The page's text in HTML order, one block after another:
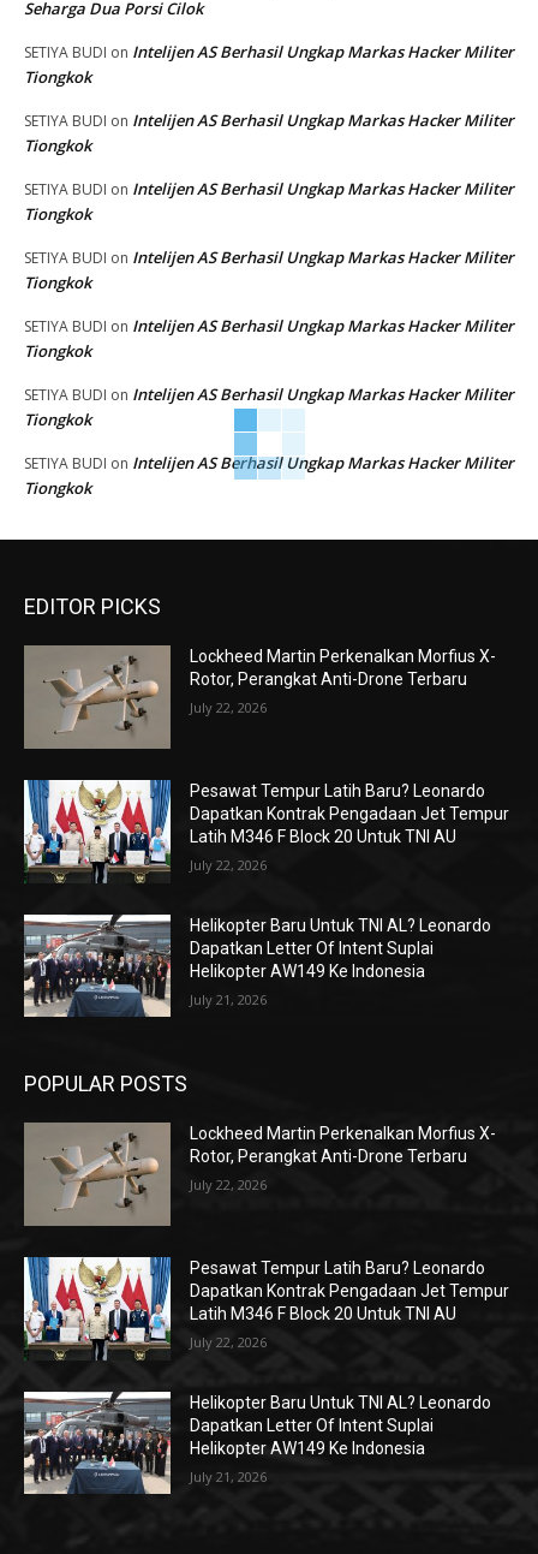
Seharga Dua Porsi Cilok
SETIYA BUDI on Intelijen AS Berhasil Ungkap Markas Hacker Militer
Tiongkok
SETIYA BUDI on Intelijen AS Berhasil Ungkap Markas Hacker Militer
Tiongkok
SETIYA BUDI on Intelijen AS Berhasil Ungkap Markas Hacker Militer
Tiongkok
SETIYA BUDI on Intelijen AS Berhasil Ungkap Markas Hacker Militer
Tiongkok
SETIYA BUDI on Intelijen AS Berhasil Ungkap Markas Hacker Militer
Tiongkok
SETIYA BUDI on Intelijen AS Berhasil Ungkap Markas Hacker Militer
Tiongkok
SETIYA BUDI on Intelijen AS Berhasil Ungkap Markas Hacker Militer
Tiongkok
EDITOR PICKS
Lockheed Martin Perkenalkan Morfius X-
Rotor, Perangkat Anti-Drone Terbaru
July 22, 2026
Pesawat Tempur Latih Baru? Leonardo
Dapatkan Kontrak Pengadaan Jet Tempur
Latih M346 F Block 20 Untuk TNI AU
July 22, 2026
Helikopter Baru Untuk TNI AL? Leonardo
Dapatkan Letter Of Intent Suplai
Helikopter AW149 Ke Indonesia
July 21, 2026
POPULAR POSTS
Lockheed Martin Perkenalkan Morfius X-
Rotor, Perangkat Anti-Drone Terbaru
July 22, 2026
Pesawat Tempur Latih Baru? Leonardo
Dapatkan Kontrak Pengadaan Jet Tempur
Latih M346 F Block 20 Untuk TNI AU
July 22, 2026
Helikopter Baru Untuk TNI AL? Leonardo
Dapatkan Letter Of Intent Suplai
Helikopter AW149 Ke Indonesia
July 21, 2026